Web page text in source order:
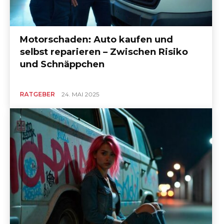
Motorschaden: Auto kaufen und
selbst reparieren – Zwischen Risiko
und Schnäppchen
RATGEBER 24. MAI 2025